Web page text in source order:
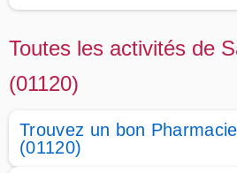
Toutes les activités de
(01120)
Trouvez un bon
(01120)